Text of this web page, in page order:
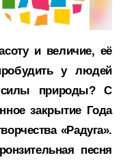
и величие, её
у людей
силы природы? С
закрытие Года
«Радуга».
песня